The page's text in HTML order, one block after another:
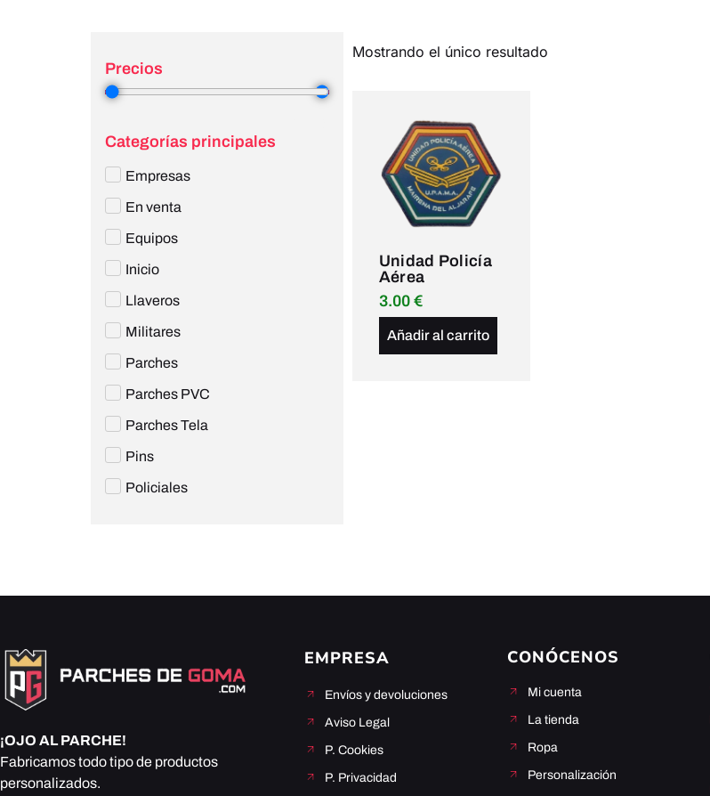
Precios
Categorías principales
Empresas
En venta
Equipos
Inicio
Llaveros
Militares
Parches
Parches PVC
Parches Tela
Pins
Policiales
Mostrando el único resultado
Unidad Policía
Aérea
3.00 €
Añadir al carrito
¡OJO AL PARCHE!
Fabricamos todo tipo de productos
personalizados.
EMPRESA
Envíos y devoluciones
Aviso Legal
P. Cookies
P. Privacidad
CONÓCENOS
Mi cuenta
La tienda
Ropa
Personalización